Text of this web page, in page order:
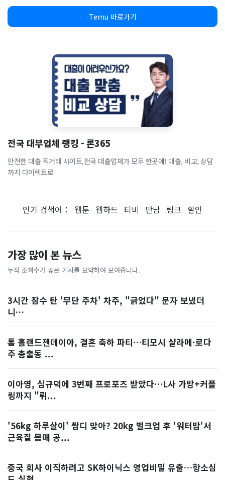
Temu 바로가기
전국 대부업체 랭킹 - 론365
안전한 대출 직거래 사이트,전국 대출업체가 모두 한곳에! 대출, 비교, 상담
까지 다이렉트로
인기 검색어： 웹툰 웹하드 티비 만남 링크 할인
가장 많이 본 뉴스
누적 조회수가 높은 기사를 요약하여 보여줍니다.
3시간 잠수 탄 '무단 주차' 차주, "긁었다" 문자 보냈더
니…
톰 홀랜드젠데이아, 결혼 축하 파티…티모시 샬라메·로다
주 총출동 ...
이아영, 심규덕에 3번째 프로포즈 받았다…L사 가방+커플
링까지 "뤼...
'56kg 하루살이' 쌈디 맞아? 20kg 벌크업 후 '워터밤'서
근육질 몸매 공...
중국 회사 이직하려고 SK하이닉스 영업비밀 유출…항소심